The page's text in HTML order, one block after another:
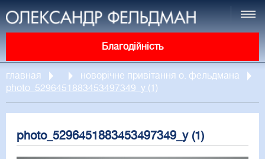
Благодійність
главная
новорічне привітання о. фельдмана
photo_5296451883453497349_y (1)
photo_5296451883453497349_y (1)